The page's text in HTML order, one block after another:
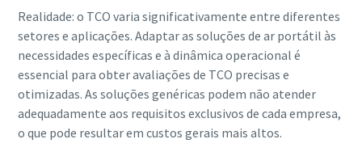
Realidade: o TCO varia significativamente entre diferentes
setores e aplicações. Adaptar as soluções de ar portátil às
necessidades específicas e à dinâmica operacional é
essencial para obter avaliações de TCO precisas e
otimizadas. As soluções genéricas podem não atender
adequadamente aos requisitos exclusivos de cada empresa,
o que pode resultar em custos gerais mais altos.